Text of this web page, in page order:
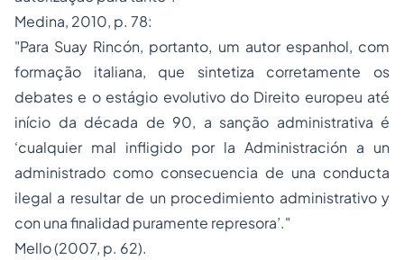
Medina, 2010, p. 78:
"Para Suay Rincón, portanto, um autor espanhol, com
formação italiana, que sintetiza corretamente os
debates e o estágio evolutivo do Direito europeu até
início da década de 90, a sanção administrativa é
‘cualquier mal infligido por la Administración a un
administrado como consecuencia de una conducta
ilegal a resultar de un procedimiento administrativo y
con una finalidad puramente represora’."
Mello (2007, p. 62).